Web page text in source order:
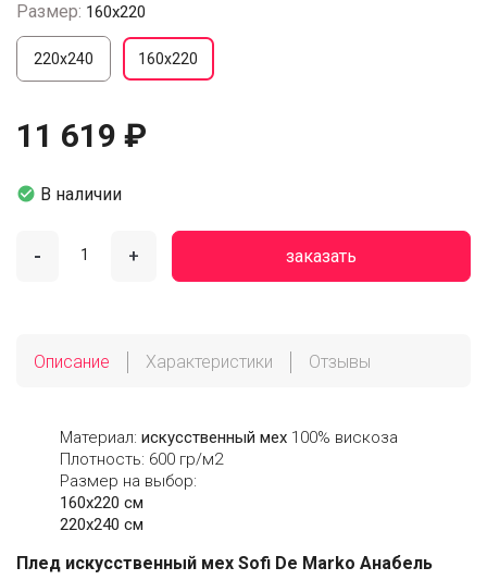
Размер: 160x220
220х240 160x220
11 619 ₽
 В наличии
- + заказать
Описание Характеристики Отзывы
Материал: искусственный мех 100% вискоза
Плотность: 600 гр/м2
Размер на выбор:
160х220 см
220х240 см
Плед искусственный мех Sofi De Marko Анабель